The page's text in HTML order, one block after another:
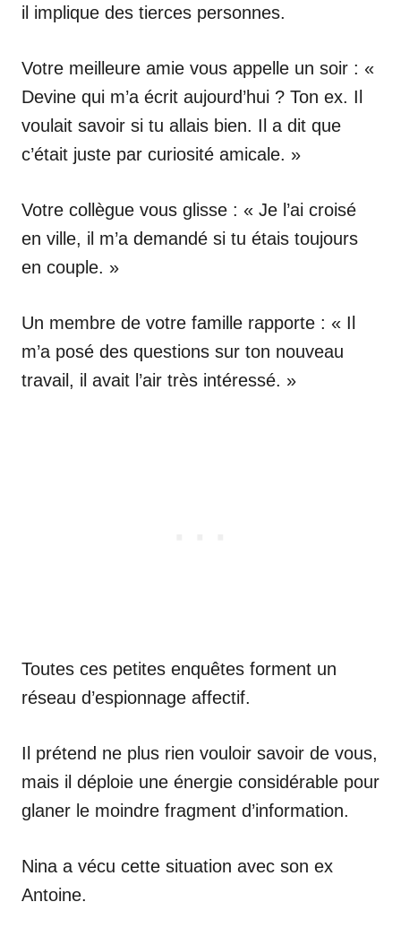
il implique des tierces personnes.
Votre meilleure amie vous appelle un soir : «
Devine qui m’a écrit aujourd’hui ? Ton ex. Il
voulait savoir si tu allais bien. Il a dit que
c’était juste par curiosité amicale. »
Votre collègue vous glisse : « Je l’ai croisé
en ville, il m’a demandé si tu étais toujours
en couple. »
Un membre de votre famille rapporte : « Il
m’a posé des questions sur ton nouveau
travail, il avait l’air très intéressé. »
Toutes ces petites enquêtes forment un
réseau d’espionnage affectif.
Il prétend ne plus rien vouloir savoir de vous,
mais il déploie une énergie considérable pour
glaner le moindre fragment d’information.
Nina a vécu cette situation avec son ex
Antoine.